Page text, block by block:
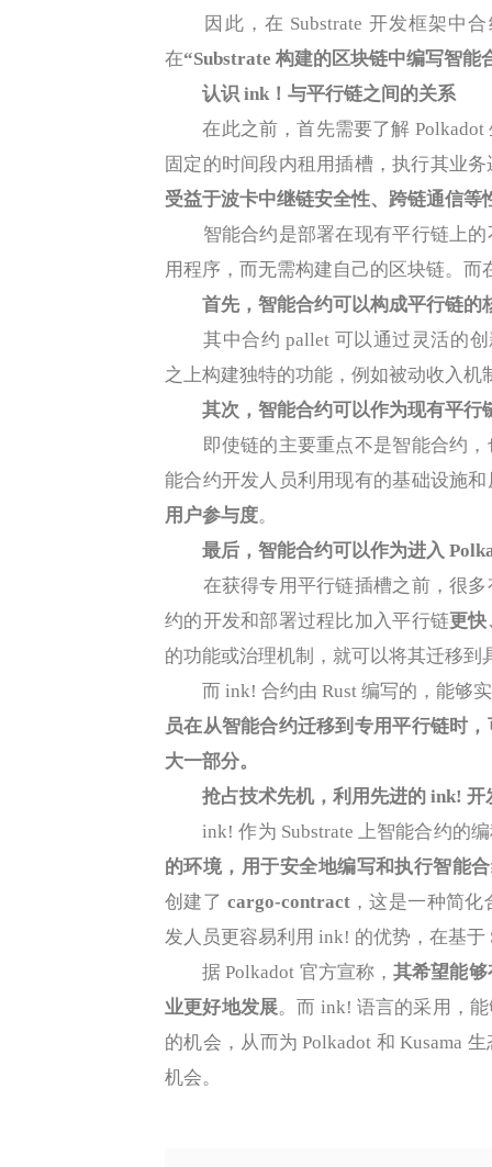
因此，在 Substrate 开发框架中合
在“Substrate 构建的区块链中编写智能
认识 ink！与平行链之间的关系
在此之前，首先需要了解 Polkadot
固定的时间段内租用插槽，执行其业
受益于波卡中继链安全性、跨链通信等
智能合约是部署在现有平行链上的
用程序，而无需构建自己的区块链。
首先，智能合约可以构成平行链的
其中合约 pallet 可以通过灵活的创
之上构建独特的功能，例如被动收入
其次，智能合约可以作为现有平行
即使链的主要重点不是智能合约，
能合约开发人员利用现有的基础设施
用户参与度。
最后，智能合约可以作为进入
在获得专用平行链插槽之前，很多
约的开发和部署过程比加入平行链更快
的功能或治理机制，就可以将其迁移
而 ink! 合约由 Rust 编写的，能够实
员在从智能合约迁移到专用平行链时
大一部分。
抢占技术先机，利用先进的 ink! 开
ink! 作为 Substrate 上智能合约的编
的环境，用于安全地编写和执行智能
创建了 cargo-contract，这是一种简化
发人员更容易利用 ink! 的优势，在基于
据 Polkadot 官方宣称，其希望能
业更好地发展。而 ink! 语言的采用，
的机会，从而为 Polkadot 和 Kusama
机会。